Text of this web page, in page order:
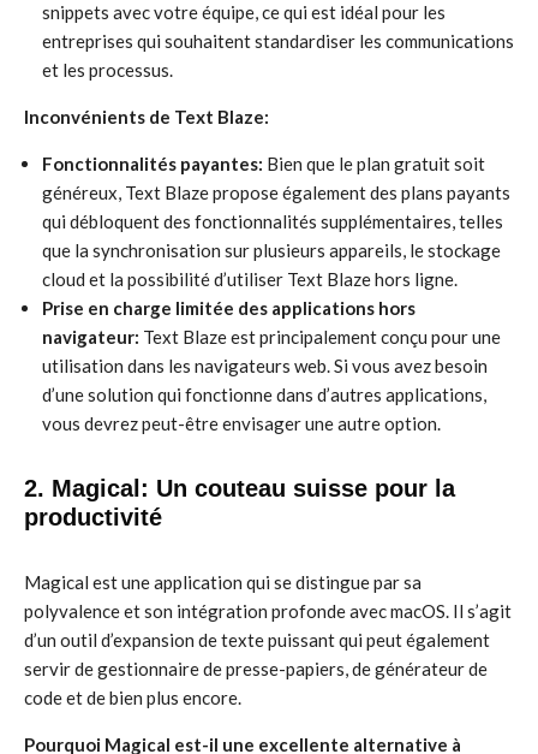
snippets avec votre équipe, ce qui est idéal pour les
entreprises qui souhaitent standardiser les communications
et les processus.
Inconvénients de Text Blaze:
Fonctionnalités payantes: Bien que le plan gratuit soit
généreux, Text Blaze propose également des plans payants
qui débloquent des fonctionnalités supplémentaires, telles
que la synchronisation sur plusieurs appareils, le stockage
cloud et la possibilité d’utiliser Text Blaze hors ligne.
Prise en charge limitée des applications hors
navigateur: Text Blaze est principalement conçu pour une
utilisation dans les navigateurs web. Si vous avez besoin
d’une solution qui fonctionne dans d’autres applications,
vous devrez peut-être envisager une autre option.
2. Magical: Un couteau suisse pour la
productivité
Magical est une application qui se distingue par sa
polyvalence et son intégration profonde avec macOS. Il s’agit
d’un outil d’expansion de texte puissant qui peut également
servir de gestionnaire de presse-papiers, de générateur de
code et de bien plus encore.
Pourquoi Magical est-il une excellente alternative à